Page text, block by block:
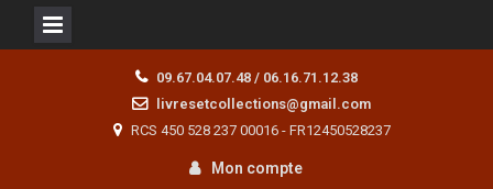
09.67.04.07.48 / 06.16.71.12.38
livresetcollections@gmail.com
RCS 450 528 237 00016 - FR12450528237
Mon compte